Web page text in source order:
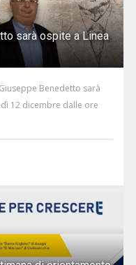
sarà ospite a Linea
Benedetto sarà
12 dicembre dalle ore